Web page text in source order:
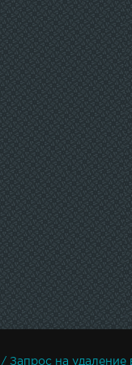
Запрос на удаление